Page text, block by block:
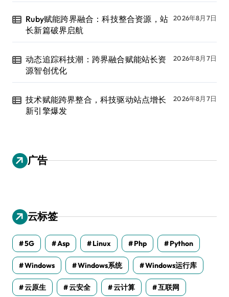
Ruby赋能跨界融合：科技整合资源，站
长新篇破界启航
2026年8月7日
动态追踪科技潮：跨界融合赋能站长资
源智创优化
2026年8月7日
技术赋能跨界整合，科技驱动站点增长
新引擎爆发
2026年8月7日
广告
云标签
5G Asp Linux Php Python
Windows Windows系统 Windows运行库
云原生 云安全 云计算 互联网